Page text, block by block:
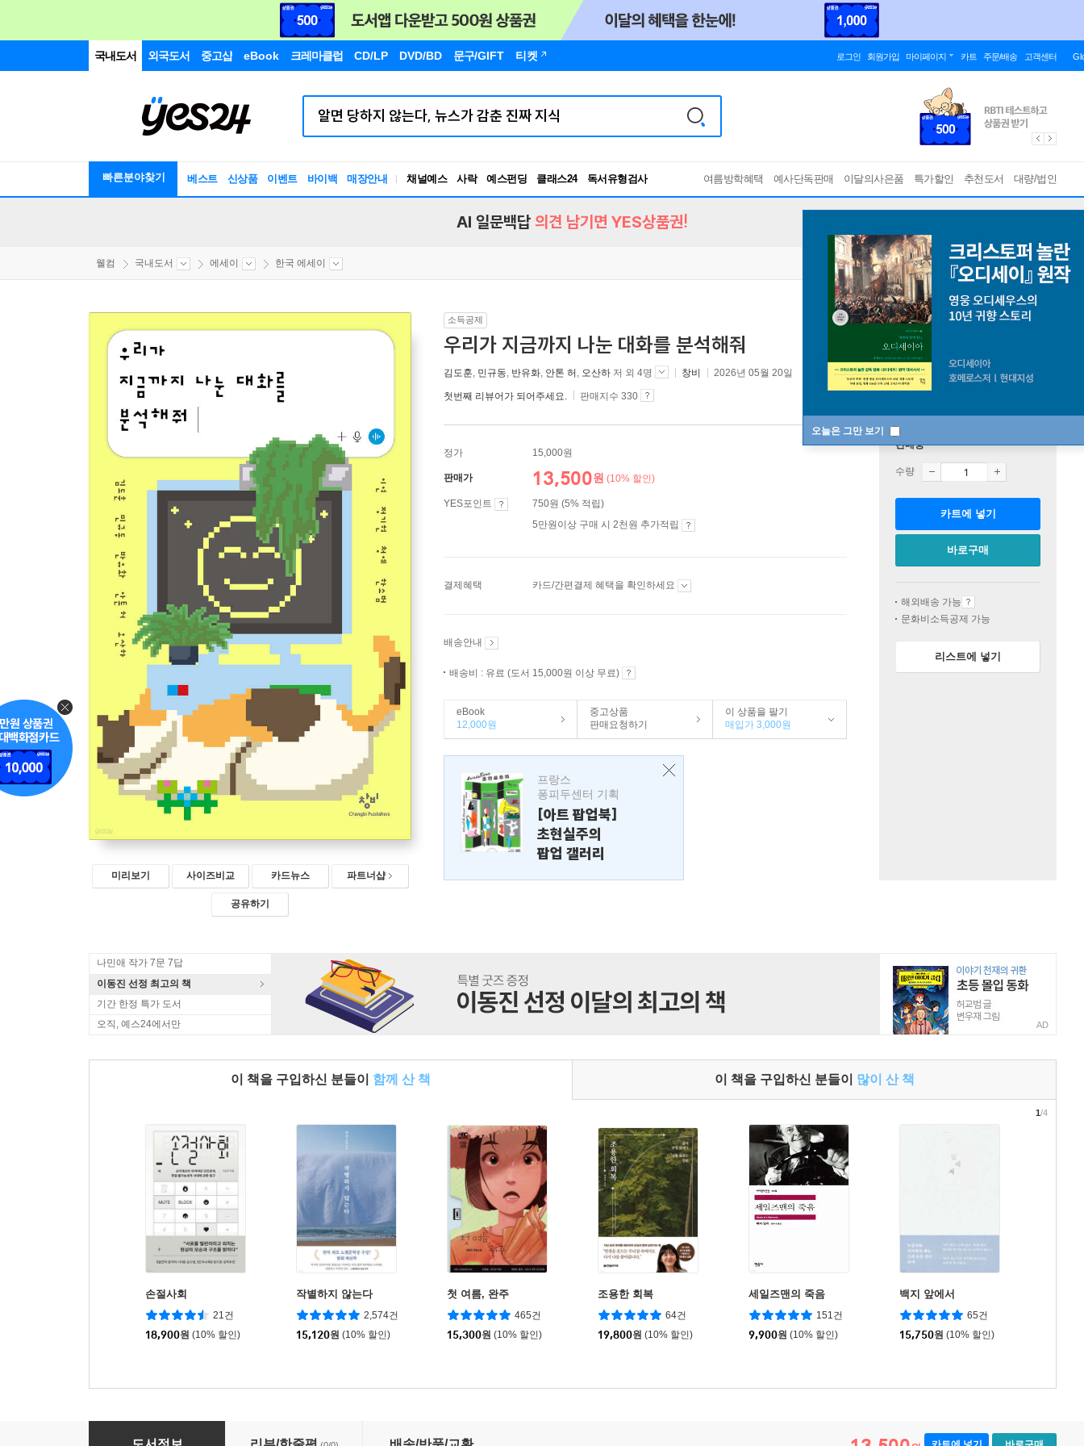
국내도서 외국도서 중고샵 eBook 크레마클럽 CD/LP DVD/BD 문구/GIFT 티켓 로그인 회원가입 마이페이지 카트 주문/배송 고객센터
빠른분야찾기 베스트 신상품 이벤트 바이백 매장안내 채널예스 사락 예스펀딩 클래스24
독서유형검사
RBTI Lab
여름방학혜택 예사단독판매 이달의사은품 특가할인 추천도서 대량/법인
오늘은 그만 보기
AI 일문백답 의견 남기면 YES상품권!
웰컴 국내도서 에세이 한국 에세이
미리보기 사이즈비교 카드뉴스 파트너샵
공유하기
소득공제
우리가 지금까지 나눈 대화를 분석해줘
김도훈, 민규동, 반유화, 안톤 허 , 오산하 저 외 4명 창비 2026년 05월 20일
첫번째 리뷰어가 되어주세요. 판매지수 330
정가 15,000원
판매가 13,500원 (10% 할인)
YES포인트
750원 (5% 적립)
5만원이상 구매 시 2천원 추가적립
결제혜택 카드/간편결제 혜택을 확인하세요
배송안내
배송비 : 유료 (도서 15,000원 이상 무료)
eBook
12,000원
중고상품
판매요청하기
이 상품을 팔기
매입가 3,000원
프랑스
퐁피두센터 기획
[아트 팝업북]
초현실주의
팝업 갤러리
판매중
수량
카트에 넣기
바로구매
해외배송 가능
문화비소득공제 가능
리스트에 넣기
나민애 작가 7문 7답
이동진 선정 최고의 책
기간 한정 특가 도서
오직, 예스24에서만
AD
이 책을 구입하신 분들이 함께 산 책 이 책을 구입하신 분들이 많이 산 책
손절사회
21건
18,900원 (10% 할인)
작별하지 않는다
2,574건
15,120원 (10% 할인)
첫 여름, 완주
465건
15,300원 (10% 할인)
조용한 회복
64건
19,800원 (10% 할인)
세일즈맨의 죽음
151건
9,900원 (10% 할인)
백지 앞에서
65건
15,750원 (10% 할인)
1/4
우리가 지금까지 나눈 대화를 분석해줘